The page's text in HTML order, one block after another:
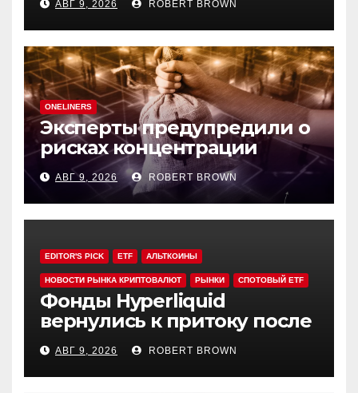
за мошенничества
АВГ 9, 2026 ROBERT BROWN
ONELINERS
Эксперты предупредили о
рисках концентрации
резервов ДАО в своих
токенах
АВГ 9, 2026 ROBERT BROWN
EDITOR'S PICK ETF АЛЬТКОИНЫ
НОВОСТИ РЫНКА КРИПТОВАЛЮТ РЫНКИ СПОТОВЫЙ ETF
Фонды Hyperliquid
вернулись к притоку после
3-х недель оттока
АВГ 9, 2026 ROBERT BROWN